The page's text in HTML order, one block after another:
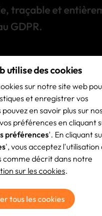
traçable et
GDPR.
Demander un
utilise des cookies
sur notre site web
et enregistrer vos
en savoir plus sur nos
préférences en cliquant
préférences'. En cliquant
', vous acceptez l'utilisation
comme décrit dans notre
sur les cookies.
tous les cookies